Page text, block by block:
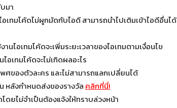
มา
อเทมโค้ดไม่ผูกมัดกับไอดี สามารถนำไปเติมเข้าไอดีอื่นได้
ไอเทมโค้ดจะเพิ่มระยะเวลาของไอเทมตามเงื่อนไข
อเทมโค้ดจะไม่เกิดผลอะไร
ศของตัวละคร และไม่สามารถแลกเปลี่ยนได้
หลังกำหนดส่งของรางวัล คลิกที่นี่!
ดยไม่จำเป็นต้องแจ้งให้ทราบล่วงหน้า